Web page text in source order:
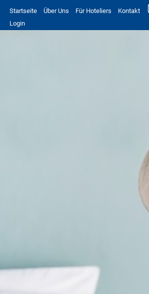
Startseite Über Uns Für Hoteliers
Kontakt
Login